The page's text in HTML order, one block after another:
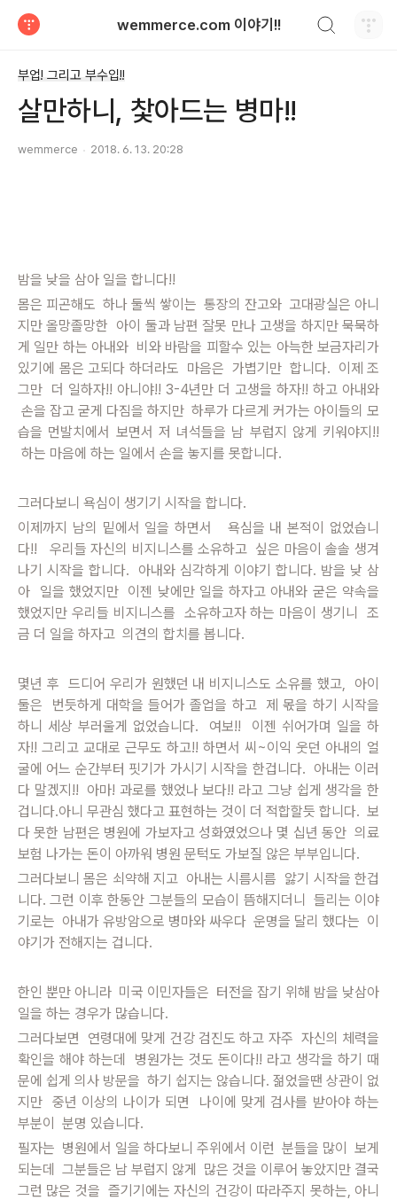
wemmerce.com 이야기!!
부업! 그리고 부수입!!
살만하니, 찿아드는 병마!!
wemmerce 2018. 6. 13. 20:28
밤을 낮을 삼아 일을 합니다!!
몸은 피곤해도 하나 둘씩 쌓이는 통장의 잔고와 고대광실은 아니
지만 올망졸망한 아이 둘과 남편 잘못 만나 고생을 하지만 묵묵하
게 일만 하는 아내와 비와 바람을 피할수 있는 아늑한 보금자리가
있기에 몸은 고되다 하더라도 마음은 가볍기만 합니다. 이제 조
그만 더 일하자!! 아니야!! 3-4년만 더 고생을 하자!! 하고 아내와
손을 잡고 굳게 다짐을 하지만 하루가 다르게 커가는 아이들의 모
습을 먼발치에서 보면서 저 녀석들을 남 부럽지 않게 키워야지!!
하는 마음에 하는 일에서 손을 놓지를 못합니다.
그러다보니 욕심이 생기기 시작을 합니다.
이제까지 남의 밑에서 일을 하면서 욕심을 내 본적이 없었습니
다!! 우리들 자신의 비지니스를 소유하고 싶은 마음이 솔솔 생겨
나기 시작을 합니다. 아내와 심각하게 이야기 합니다. 밤을 낮 삼
아 일을 했었지만 이젠 낮에만 일을 하자고 아내와 굳은 약속을
했었지만 우리들 비지니스를 소유하고자 하는 마음이 생기니 조
금 더 일을 하자고 의견의 합치를 봅니다.
몇년 후 드디어 우리가 원했던 내 비지니스도 소유를 했고, 아이
둘은 번듯하게 대학을 들어가 졸업을 하고 제 몫을 하기 시작을
하니 세상 부러울게 없었습니다. 여보!! 이젠 쉬어가며 일을 하
자!! 그리고 교대로 근무도 하고!! 하면서 씨~이익 웃던 아내의 얼
굴에 어느 순간부터 핏기가 가시기 시작을 한겁니다. 아내는 이러
다 말겠지!! 아마! 과로를 했었나 보다!! 라고 그냥 쉽게 생각을 한
겁니다.아니 무관심 했다고 표현하는 것이 더 적합할듯 합니다. 보
다 못한 남편은 병원에 가보자고 성화였었으나 몇 십년 동안 의료
보험 나가는 돈이 아까워 병원 문턱도 가보질 않은 부부입니다.
그러다보니 몸은 쇠약해 지고 아내는 시름시름 앓기 시작을 한겁
니다.그런 이후 한동안 그분들의 모습이 뜸해지더니 들리는 이야
기로는 아내가 유방암으로 병마와 싸우다 운명을 달리 했다는 이
야기가 전해지는 겁니다.
한인 뿐만 아니라 미국 이민자들은 터전을 잡기 위해 밤을 낮삼아
일을 하는 경우가 많습니다.
그러다보면 연령대에 맞게 건강 검진도 하고 자주 자신의 체력을
확인을 해야 하는데 병원가는 것도 돈이다!! 라고 생각을 하기 때
문에 쉽게 의사 방문을 하기 쉽지는 않습니다. 젊었을땐 상관이 없
지만 중년 이상의 나이가 되면 나이에 맞게 검사를 받아야 하는
부분이 분명 있습니다.
필자는 병원에서 일을 하다보니 주위에서 이런 분들을 많이 보게
되는데 그분들은 남 부럽지 않게 많은 것을 이루어 놓았지만 결국
그런 많은 것을 즐기기에는 자신의 건강이 따라주지 못하는, 아니